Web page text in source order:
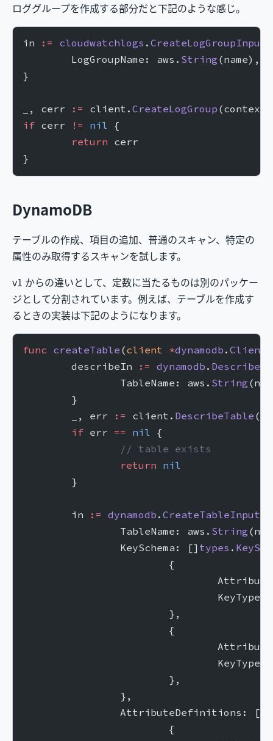
ロググループを作成する部分だと下記のような感じ。
in := cloudwatchlogs .CreateLogGroupInput
	LogGroupName: aws.
String(name),
}
_, cerr := client.CreateLogGroup(context.
if cerr != nil {
	return
cerr
}
DynamoDB
テーブルの作成、項目の追加、普通のスキャン、特定の
属性のみ取得するスキャンを試します。
v1 からの違いとして、定数に当たるものは別のパッケー
ジとして分割されています。例えば、テーブルを作成す
るときの実装は下記のようになります。
func createTable(client *dynamodb.Client
	describeIn
:= dynamodb.
		TableName: aws.
String
	}
	_, err
:= client. DescribeTable
	if
err == nil {
		// table exists
		return
nil
	}
	in
:= dynamodb.CreateTableInput
		TableName: aws.
String
		KeySchema: []
types .
			{
			},
			{
			},
		},
		AttributeDefinitions: []
			{